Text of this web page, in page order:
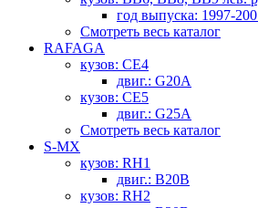
год выпуска: 1997-
Смотреть весь каталог
RAFAGA
кузов: CE4
двиг.: G20A
кузов: CE5
двиг.: G25A
Смотреть весь каталог
S-MX
кузов: RH1
двиг.: B20B
кузов: RH2